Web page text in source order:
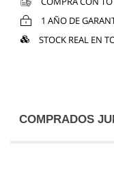
1 AÑO DE
STOCK REAL EN
COMPRADOS